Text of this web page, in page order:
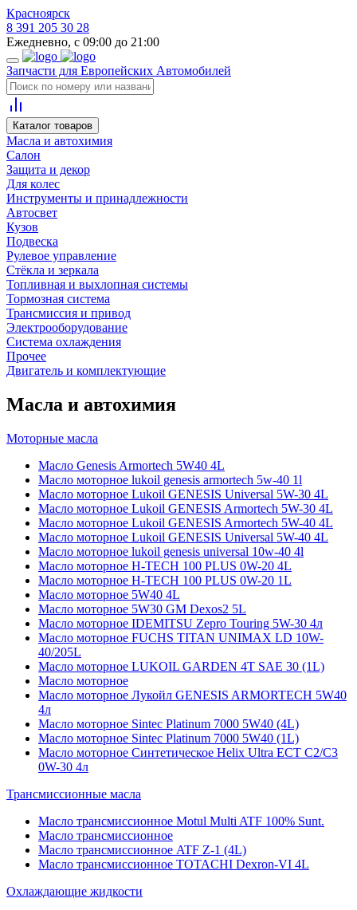
Красноярск
8 391 205 30 28
Ежедневно, с 09:00 до 21:00
Запчасти для Европейских Автомобилей
Каталог товаров
Масла и автохимия
Салон
Защита и декор
Для колес
Инструменты и принадлежности
Автосвет
Кузов
Подвеска
Рулевое управление
Стёкла и зеркала
Топливная и выхлопная системы
Тормозная система
Трансмиссия и привод
Электрооборудование
Система охлаждения
Прочее
Двигатель и комплектующие
Масла и автохимия
Моторные масла
Масло Genesis Armortech 5W40 4L
Масло моторное lukoil genesis armortech 5w-40 1l
Масло моторное Lukoil GENESIS Universal 5W-30 4L
Масло моторное Lukoil GENESIS Armortech 5W-30 4L
Масло моторное Lukoil GENESIS Armortech 5W-40 4L
Масло моторное Lukoil GENESIS Universal 5W-40 4L
Масло моторное lukoil genesis universal 10w-40 4l
Масло моторное H-TECH 100 PLUS 0W-20 4L
Масло моторное H-TECH 100 PLUS 0W-20 1L
Масло моторное 5W40 4L
Масло моторное 5W30 GM Dexos2 5L
Масло моторное IDEMITSU Zepro Touring 5W-30 4л
Масло моторное FUCHS TITAN UNIMAX LD 10W-
40/205L
Масло моторное LUKOIL GARDEN 4Т SAE 30 (1L)
Масло моторное
Масло моторное Лукойл GENESIS ARMORTECH 5W40
4л
Масло моторное Sintec Platinum 7000 5W40 (4L)
Масло моторное Sintec Platinum 7000 5W40 (1L)
Масло моторное Синтетическое Helix Ultra ECT C2/C3
0W-30 4л
Трансмиссионные масла
Масло трансмиссионное Motul Multi ATF 100% Sunt.
Масло трансмиссионное
Масло трансмиссионное ATF Z-1 (4L)
Масло трансмиссионное TOTACHI Dexron-VI 4L
Охлаждающие жидкости